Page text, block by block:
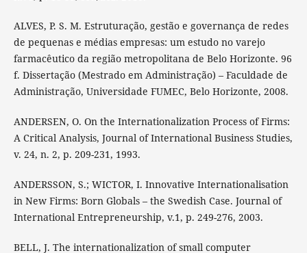
ALVES, P. S. M. Estruturação, gestão e governança de redes
de pequenas e médias empresas: um estudo no varejo
farmacêutico da região metropolitana de Belo Horizonte. 96
f. Dissertação (Mestrado em Administração) – Faculdade de
Administração, Universidade FUMEC, Belo Horizonte, 2008.
ANDERSEN, O. On the Internationalization Process of Firms:
A Critical Analysis, Journal of International Business Studies,
v. 24, n. 2, p. 209-231, 1993.
ANDERSSON, S.; WICTOR, I. Innovative Internationalisation
in New Firms: Born Globals – the Swedish Case. Journal of
International Entrepreneurship, v.1, p. 249-276, 2003.
BELL, J. The internationalization of small computer